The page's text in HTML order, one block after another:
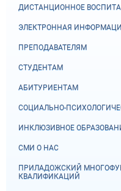
ДИСТАНЦИОННОЕ
ЭЛЕКТРОННАЯ
ПРЕПОДАВАТЕЛЯМ
СТУДЕНТАМ
АБИТУРИЕНТАМ
СОЦИАЛЬНО-
ИНКЛЮЗИВНОЕ
СМИ О НАС
ПРИЛАДОЖСКИЙ
КВАЛИФИКАЦИЙ